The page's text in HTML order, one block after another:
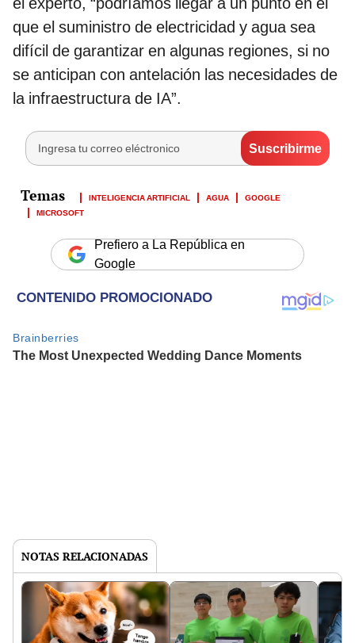
que el suministro de electricidad y agua sea
difícil de garantizar en algunas regiones, si no
se anticipan con antelación las necesidades de
la infraestructura de IA”.
INTELIGENCIA ARTIFICIAL AGUA
GOOGLE
MICROSOFT
Prefiero a La República en
Google
NOTAS RELACIONADAS